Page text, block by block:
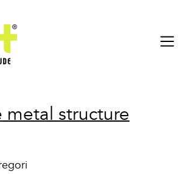
metal structure